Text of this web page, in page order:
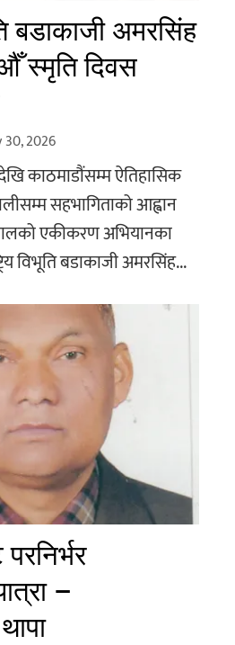
बडाकाजी अमरसिंह
स्मृति दिवस
30, 2026
काठमाडौंसम्म ऐतिहासिक
सहभागिताको आह्वान
एकीकरण अभियानका
विभूति बडाकाजी अमरसिंह...
–